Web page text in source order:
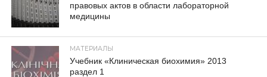
правовых актов в области лабораторной
медицины
МАТЕРИАЛЫ
Учебник «Клиническая биохимия» 2013
раздел 1